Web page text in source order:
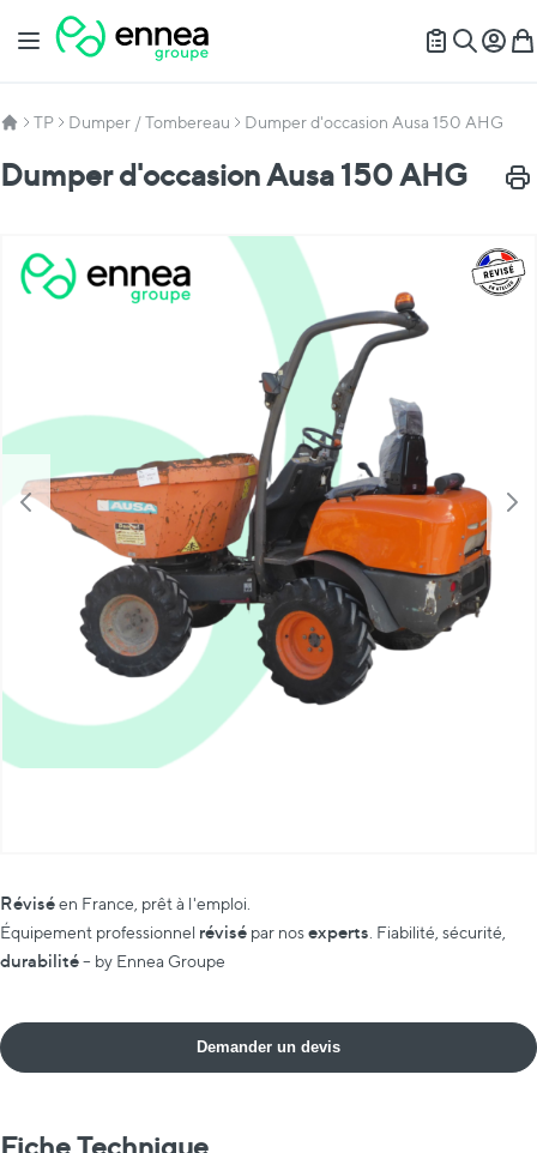
Allez au contenu
Basculer la navigation
Mon
TP Dumper / Tombereau Dumper d'occasion Ausa 150 AHG
Dumper d'occasion Ausa 150 AHG
Réviséen France, prêt à l'emploi.
Équipement professionnel révisé par nosexperts . Fiabilité, sécurité,
durabilité– by Ennea Groupe
Demander un devis